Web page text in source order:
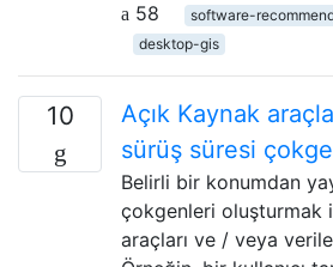
58
software-
desktop-gis
10
Açık Kaynak
sürüş süresi
Belirli bir konumdan
çokgenleri oluşturmak
araçları ve / veya